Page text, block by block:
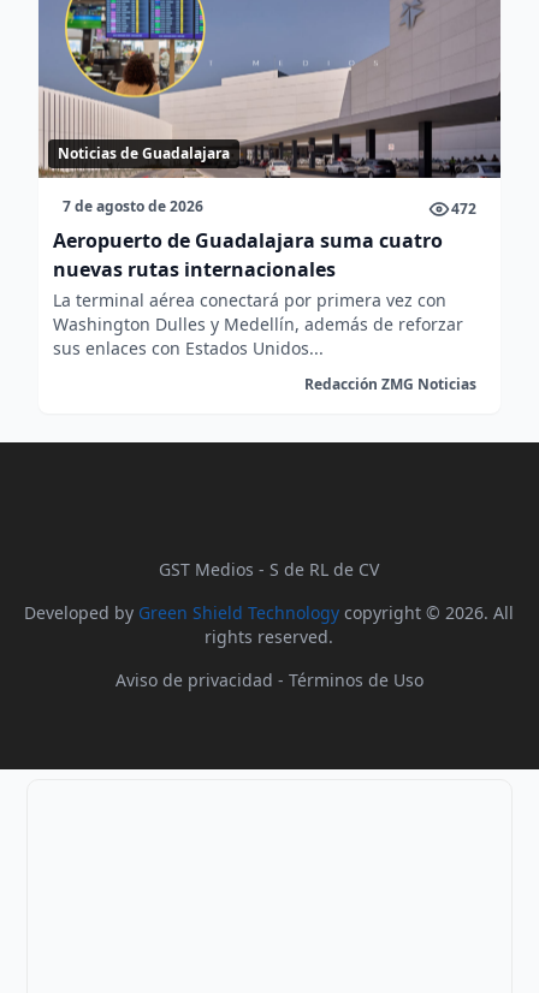
Noticias de Guadalajara
7 de agosto de 2026 472
Aeropuerto de Guadalajara suma cuatro
nuevas rutas internacionales
La terminal aérea conectará por primera vez con
Washington Dulles y Medellín, además de reforzar
sus enlaces con Estados Unidos...
Redacción ZMG Noticias
GST Medios - S de RL de CV
Developed by Green Shield Technology copyright © 2026. All
rights reserved.
Aviso de privacidad - Términos de Uso